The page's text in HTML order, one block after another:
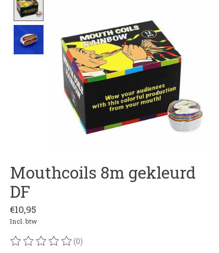
Mouthcoils 8m gekleurd
DF
€10,95
Incl. btw
De beoordeling van dit product is
(0)